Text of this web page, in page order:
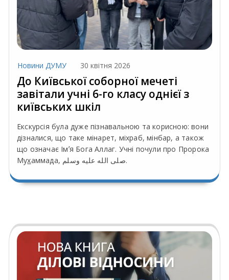
Новини ДУМУ 30 квітня 2026
До Київської соборної мечеті
завітали учні 6-го класу однієї з
київських шкіл
Екскурсія була дуже пізнавальною та корисною: вони
дізналися, що таке мінарет, міхраб, мінбар, а також
що означає Імʼя Бога Аллаг. Учні почули про Пророка
Мух аммада, صلى الله عليه وسلم.